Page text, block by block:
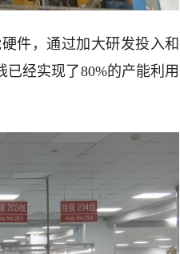
件，通过加大研发投入和
经实现了80%的产能利用